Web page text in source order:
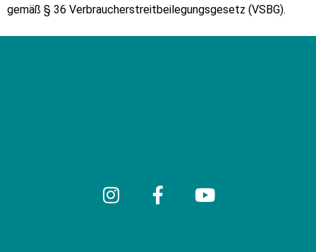
gemäß § 36 Verbraucherstreitbeilegungsgesetz (VSBG).